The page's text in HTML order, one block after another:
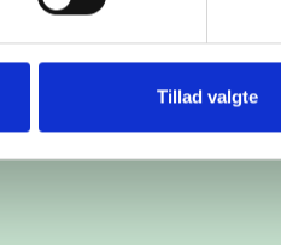
Tillad valgte